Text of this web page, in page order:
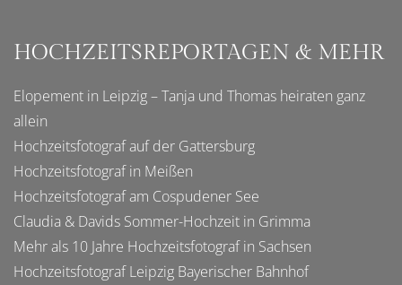
HOCHZEITSREPORTAGEN & MEHR
Elopement in Leipzig – Tanja und Thomas heiraten ganz
allein
Hochzeitsfotograf auf der Gattersburg
Hochzeitsfotograf in Meißen
Hochzeitsfotograf am Cospudener See
Claudia & Davids Sommer-Hochzeit in Grimma
Mehr als 10 Jahre Hochzeitsfotograf in Sachsen
Hochzeitsfotograf Leipzig Bayerischer Bahnhof